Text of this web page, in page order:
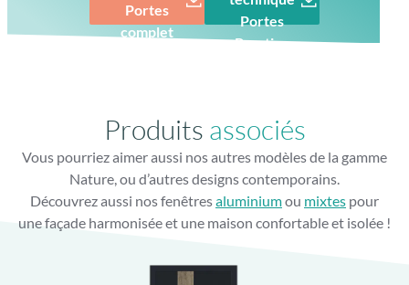
Portes
complet
Portes
Prestige
Produits associés
Vous pourriez aimer aussi nos autres modèles de la gamme
Nature, ou d’autres designs contemporains.
Découvrez aussi nos fenêtresaluminiumou mixtes pour
une façade harmonisée et une maison confortable et isolée !